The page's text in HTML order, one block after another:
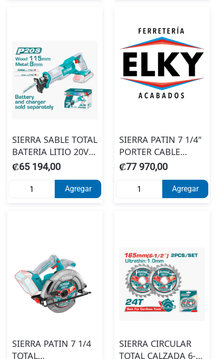
SIERRA SABLE TOTAL
BATERIA LITIO 20V
SINB #TRSLI1151
₡65 194,00
Agregar
SIERRA PATIN 7 1/4"
PORTER CABLE
#PCE300 15.0AMP
₡77 970,00
Agregar
SIERRA PATIN 7 1/4
TOTAL
SIERRA CIRCULAR
TOTAL CALZADA 6-